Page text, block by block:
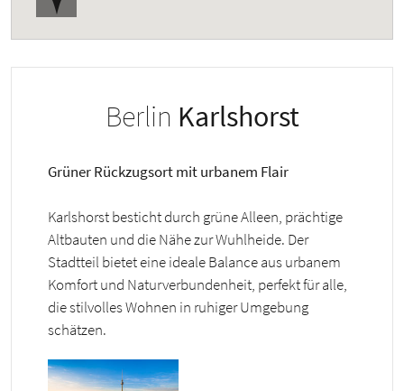
Berlin Karlshorst
Grüner Rückzugsort mit urbanem Flair
Karlshorst besticht durch grüne Alleen, prächtige
Altbauten und die Nähe zur Wuhlheide. Der
Stadtteil bietet eine ideale Balance aus urbanem
Komfort und Naturverbundenheit, perfekt für alle,
die stilvolles Wohnen in ruhiger Umgebung
schätzen.